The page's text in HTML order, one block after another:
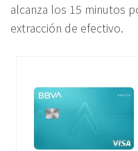
alcanza los 15 minutos
extracción de efectivo.